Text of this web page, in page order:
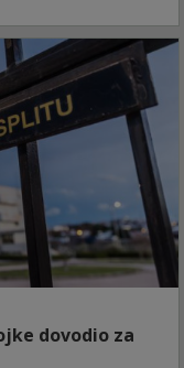
dovodio za